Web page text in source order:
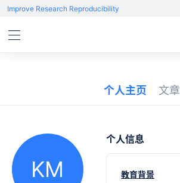
Improve Research Reproducibility
个人主页 文章
KM
个人信息
教育背景